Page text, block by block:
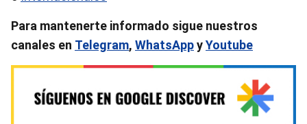
Para mantenerte informado sigue nuestros
canales en Telegram, WhatsAppyYoutube